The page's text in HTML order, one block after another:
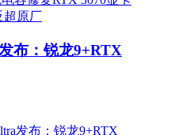
布：锐龙9+RTX